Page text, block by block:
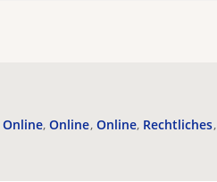
Online Online Online Rechtliches